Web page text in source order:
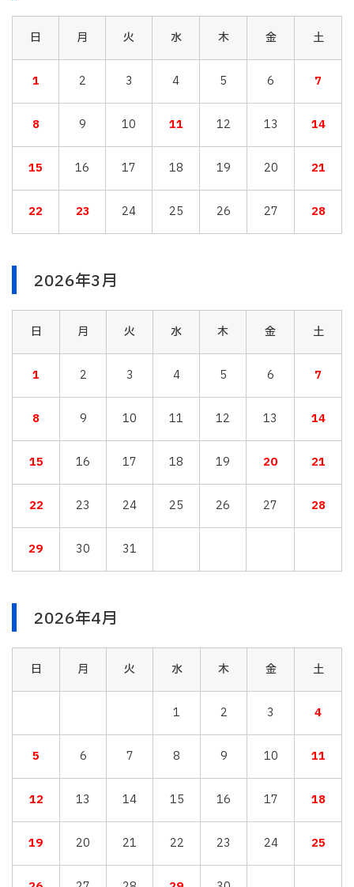
日 月 火 水 木 金 土
1 2 3 4 5 6 7
8 9 10 11 12 13 14
15 16 17 18 19 20 21
22 23 24 25 26 27 28
2026年3月
日 月 火 水 木 金 土
1 2 3 4 5 6 7
8 9 10 11 12 13 14
15 16 17 18 19 20 21
22 23 24 25 26 27 28
29 30 31
2026年4月
日 月 火 水 木 金 土
1 2 3 4
5 6 7 8 9 10 11
12 13 14 15 16 17 18
19 20 21 22 23 24 25